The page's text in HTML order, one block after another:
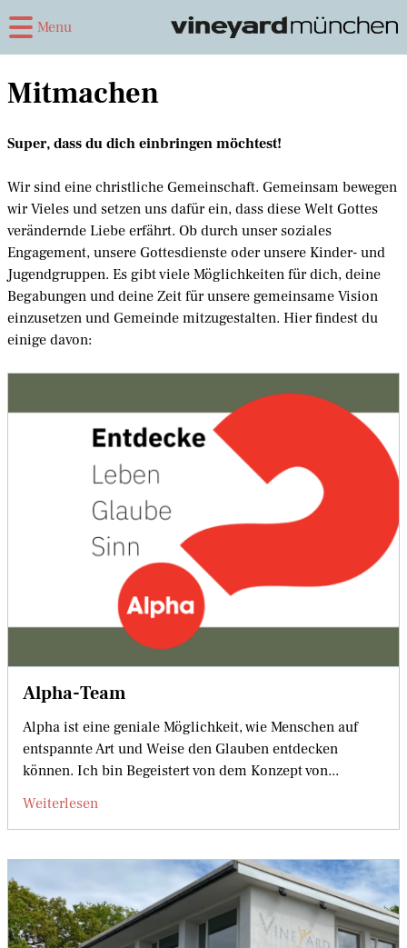
Menu
Mitmachen
Super, dass du dich einbringen möchtest!
Wir sind eine christliche Gemeinschaft. Gemeinsam bewegen
wir Vieles und setzen uns dafür ein, dass diese Welt Gottes
verändernde Liebe erfährt. Ob durch unser soziales
Engagement, unsere Gottesdienste oder unsere Kinder- und
Jugendgruppen. Es gibt viele Möglichkeiten für dich, deine
Begabungen und deine Zeit für unsere gemeinsame Vision
einzusetzen und Gemeinde mitzugestalten. Hier findest du
einige davon:
Alpha-Team
Alpha ist eine geniale Möglichkeit, wie Menschen auf
entspannte Art und Weise den Glauben entdecken
können. Ich bin Begeistert von dem Konzept von...
Weiterlesen